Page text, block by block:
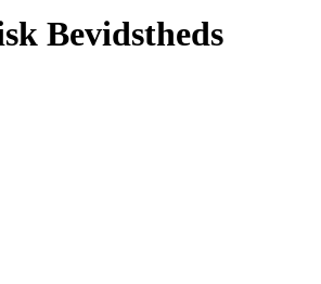
Bevidstheds